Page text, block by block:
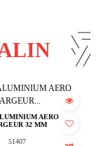
AERO
32 MM
51407